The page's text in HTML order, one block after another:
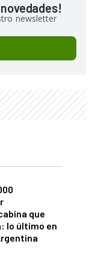
newsletter
que
lo último en